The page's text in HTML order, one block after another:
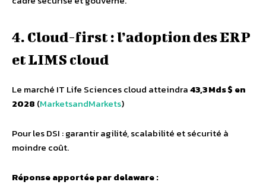
4. Cloud-first : l’adoption des ERP
et LIMS cloud
Le marché IT Life Sciences cloud atteindra43,3 Mds $ en
2028 (MarketsandMarkets)
Pour les DSI : garantir agilité, scalabilité et sécurité à
moindre coût.
Réponse apportée par delaware :